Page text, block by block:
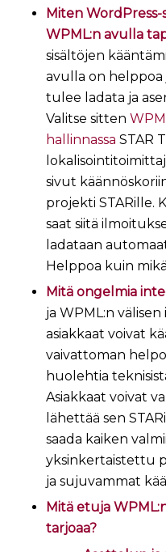
Miten
WPML:n avulla
sisältöjen
avulla on helppoa
tulee ladata ja
Valitse sitten
hallinnassa STAR
sivut
projekti STARille.
saat siitä
ladataan
Helppoa kuin
Mitä ongelmia
ja WPML:n
asiakkaat voivat
vaivattoman
huolehtia
Asiakkaat voivat
lähettää sen
saada kaiken
yksinkertaistettu
ja sujuvammat
Mitä etuja
tarjoaa?